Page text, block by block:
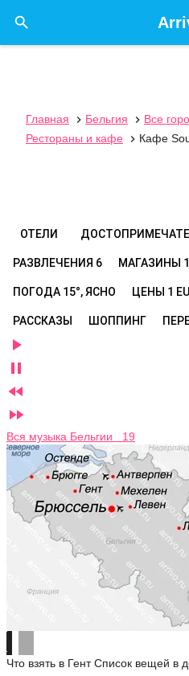

Главная  Бельгия  Все
Рестораны и кафе
 Кафе
ОТЕЛИ
РАЗВЛЕЧЕНИЯ 6 МАГАЗИНЫ
ПОГОДА 15°, ЯСНО ЦЕНЫ 1
РАССКАЗЫ ШОППИНГ




Вся музыка Бельгии 19
Что взять в Гент Список вещей в